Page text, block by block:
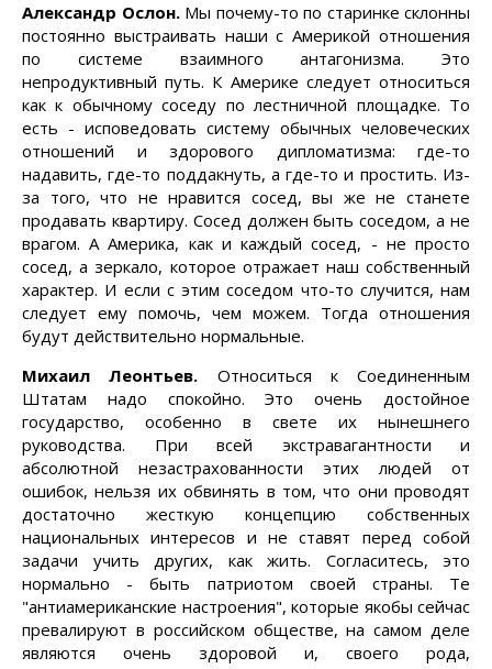
Александр Ослон.Мы почему-то по старинке склонны
постоянно выстраивать наши с Америкой отношения
по системе взаимного антагонизма. Это
непродуктивный путь. К Америке следует относиться
как к обычному соседу по лестничной площадке. То
есть - исповедовать систему обычных человеческих
отношений и здорового дипломатизма: где-то
надавить, где-то поддакнуть, а где-то и простить. Из-
за того, что не нравится сосед, вы же не станете
продавать квартиру. Сосед должен быть соседом, а не
врагом. А Америка, как и каждый сосед, - не просто
сосед, а зеркало, которое отражает наш собственный
характер. И если с этим соседом что-то случится, нам
следует ему помочь, чем можем. Тогда отношения
будут действительно нормальные.
Михаил Леонтьев. Относиться к Соединенным
Штатам надо спокойно. Это очень достойное
государство, особенно в свете их нынешнего
руководства. При всей экстравагантности и
абсолютной незастрахованности этих людей от
ошибок, нельзя их обвинять в том, что они проводят
достаточно жесткую концепцию собственных
национальных интересов и не ставят перед собой
задачи учить других, как жить. Согласитесь, это
нормально - быть патриотом своей страны. Те
"антиамериканские настроения", которые якобы сейчас
превалируют в российском обществе, на самом деле
являются очень здоровой и, своего рода,